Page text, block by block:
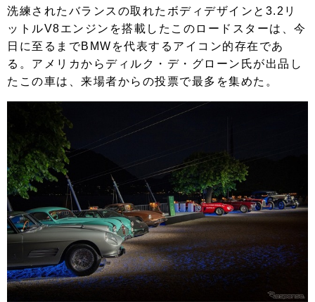
洗練されたバランスの取れたボディデザインと3.2リ
ットルV8エンジンを搭載したこのロードスターは、今
日に至るまでBMWを代表するアイコン的存在であ
る。アメリカからディルク・デ・グローン氏が出品し
たこの車は、来場者からの投票で最多を集めた。